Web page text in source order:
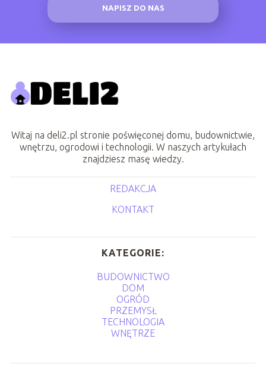
NAPISZ DO NAS
Witaj na deli2.pl stronie poświęconej domu, budownictwie,
wnętrzu, ogrodowi i technologii. W naszych artykułach
znajdziesz masę wiedzy.
REDAKCJA
KONTAKT
KATEGORIE:
BUDOWNICTWO
DOM
OGRÓD
PRZEMYSŁ
TECHNOLOGIA
WNĘTRZE